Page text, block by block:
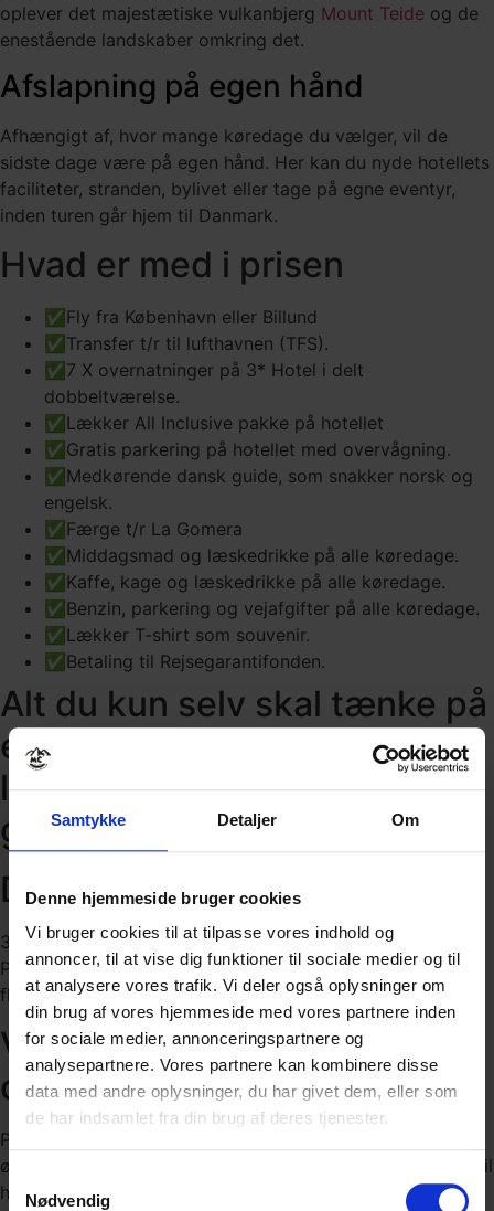
Samtykke Detaljer Om
Denne hjemmeside bruger cookies
Vi bruger cookies til at tilpasse vores indhold og
annoncer, til at vise dig funktioner til sociale medier og til
at analysere vores trafik. Vi deler også oplysninger om
din brug af vores hjemmeside med vores partnere inden
for sociale medier, annonceringspartnere og
analysepartnere. Vores partnere kan kombinere disse
data med andre oplysninger, du har givet dem, eller som
de har indsamlet fra din brug af deres tjenester.
Nødvendig
oplever det majestætiske vulkanbjerg Mount Teide og de
enestående landskaber omkring det.
Afslapning på egen hånd
Afhængigt af, hvor mange køredage du vælger, vil de
sidste dage være på egen hånd. Her kan du nyde hotellets
faciliteter, stranden, bylivet eller tage på egne eventyr,
inden turen går hjem til Danmark.
Hvad er med i prisen
✅Fly fra København eller Billund
✅Transfer t/r til lufthavnen (TFS).
✅7 X overnatninger på 3* Hotel i delt
dobbeltværelse.
✅Lækker All Inclusive pakke på hotellet
✅Gratis parkering på hotellet med overvågning.
✅Medkørende dansk guide, som snakker norsk og
engelsk.
✅Færge t/r La Gomera
✅Middagsmad og læskedrikke på alle køredage.
✅Kaffe, kage og læskedrikke på alle køredage.
✅Benzin, parkering og vejafgifter på alle køredage.
✅Lækker T-shirt som souvenir.
✅Betaling til Rejsegarantifonden.
Alt du kun selv skal tænke på
er: leje af MC og
lommepenge, resten har
guiden ordnet.
Dato
3. januar – 10. januar 2027.
Prisen gælder frem til 23. juli eller så længe der er ledige
flypladser.
Vælg din motorcykel – nemt
og sikkert
På denne Motorcykelferie på Tenerife, skal du bestille, din
ønskede motorcykel ved at klikke på modellen i menuen til
højre.